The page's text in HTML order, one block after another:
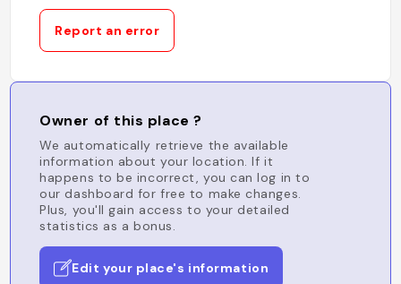
Report an error
Owner of this place ?
We automatically retrieve the available
information about your location. If it
happens to be incorrect, you can log in to
our dashboard for free to make changes.
Plus, you'll gain access to your detailed
statistics as a bonus.
Edit your place's information